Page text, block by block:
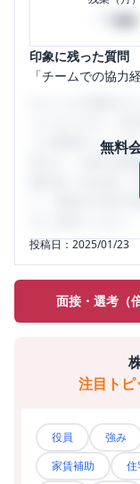
印象に残った質問
「チームでの協力
無料
うになります。
ミの投稿サイトで
判など、女性の転
輩社員（元社員）
り、将来の不安や
投稿日：2025/01/23
面接・選考（
注目トピ
役員 強み
家賃補助
住